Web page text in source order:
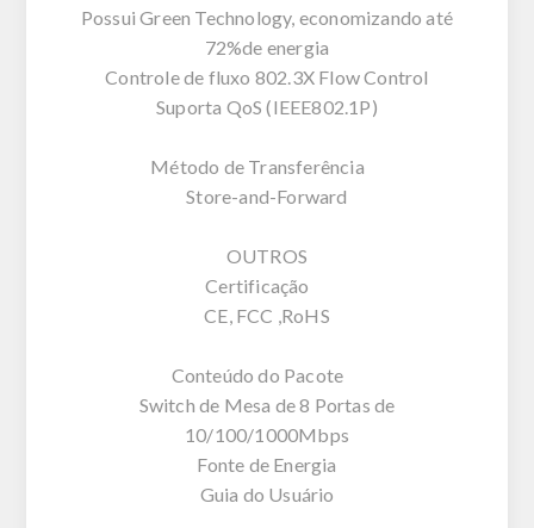
Possui Green Technology, economizando até
72%de energia
Controle de fluxo 802.3X Flow Control
Suporta QoS (IEEE802.1P)
Método de Transferência
Store-and-Forward
OUTROS
Certificação
CE, FCC ,RoHS
Conteúdo do Pacote
Switch de Mesa de 8 Portas de
10/100/1000Mbps
Fonte de Energia
Guia do Usuário